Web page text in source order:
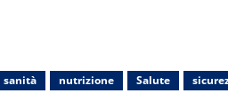
sanità nutrizione Salute